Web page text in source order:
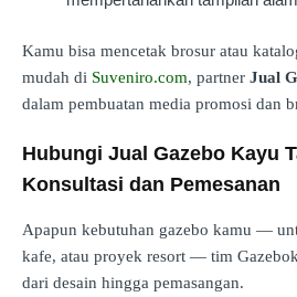
Kamu bisa mencetak brosur atau
mudah di Suveniro.com, partner Jual
dalam pembuatan media promosi dan
Hubungi Jual Gazebo Kayu
Konsultasi dan Pemesanan
Apapun kebutuhan gazebo kamu —
kafe, atau proyek resort — tim
dari desain hingga pemasangan.